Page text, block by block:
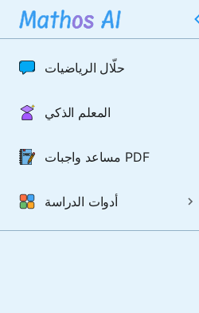
حلّال الرياضيات
المعلم الذكي
مساعد واجبات PDF
أدوات الدراسة